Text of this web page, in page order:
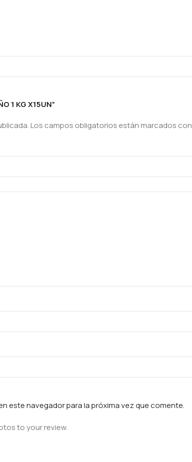
1 KG X15UN”
Los campos obligatorios están marcados con
este navegador para la próxima vez que comente.
to your review.